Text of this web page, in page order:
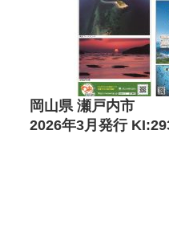
岡山県 瀬戸内市
2026年3月発行